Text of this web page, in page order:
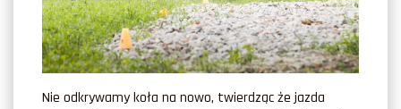
Nie odkrywamy koła na nowo, twierdząc że jazda